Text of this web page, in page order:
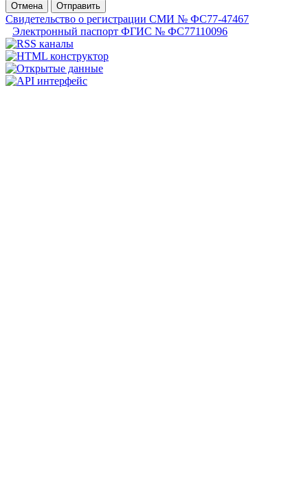
Отмена
Отправить
Свидетельство о регистрации СМИ № ФС77-47467
Электронный паспорт ФГИС № ФС77110096